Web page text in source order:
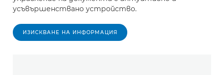
усъвършенствано устройство.
ИЗИСКВАНЕ НА ИНФОРМАЦИЯ